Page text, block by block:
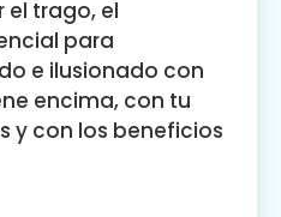
el trago, el
para
e ilusionado con
encima, con tu
y con los beneficios